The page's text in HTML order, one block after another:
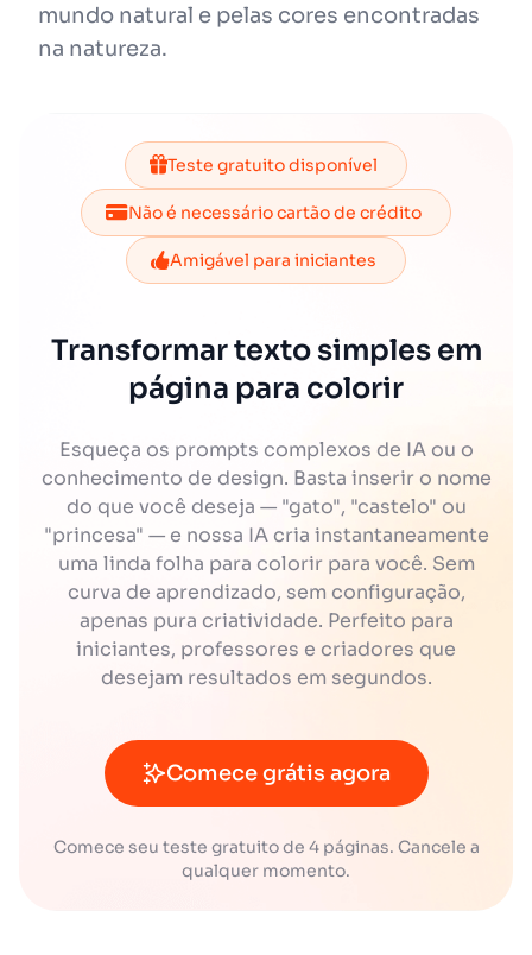
mundo natural e pelas cores encontradas
na natureza.
Teste gratuito disponível
Não é necessário cartão de crédito
Amigável para iniciantes
Transformar texto simples em
página para colorir
Esqueça os prompts complexos de IA ou o
conhecimento de design. Basta inserir o nome
do que você deseja — "gato", "castelo" ou
"princesa" — e nossa IA cria instantaneamente
uma linda folha para colorir para você. Sem
curva de aprendizado, sem configuração,
apenas pura criatividade. Perfeito para
iniciantes, professores e criadores que
desejam resultados em segundos.
Comece grátis agora
Comece seu teste gratuito de 4 páginas. Cancele a
qualquer momento.